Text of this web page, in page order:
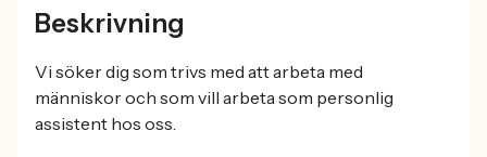
Beskrivning
Vi söker dig som trivs med att arbeta med
människor och som vill arbeta som personlig
assistent hos oss.